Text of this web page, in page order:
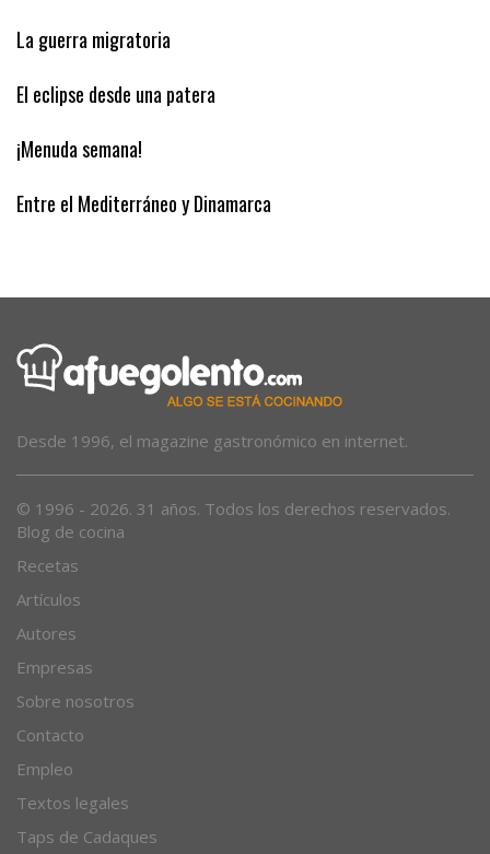
La guerra migratoria
El eclipse desde una patera
¡Menuda semana!
Entre el Mediterráneo y Dinamarca
Desde 1996, el magazine gastronómico en internet.
© 1996 - 2026. 31 años. Todos los derechos reservados.
Blog de cocina
Recetas
Artículos
Autores
Empresas
Sobre nosotros
Contacto
Empleo
Textos legales
Taps de Cadaques